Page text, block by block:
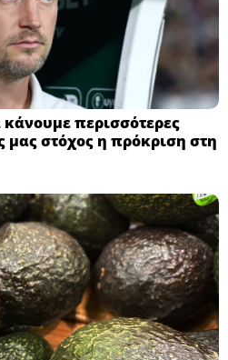
περισσότερες
μας στόχος η πρόκριση στη